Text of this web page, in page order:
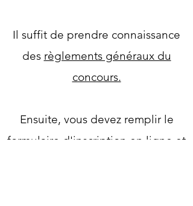
Il suffit de prendre connaissance
des règlements généraux du
concours.
Ensuite, vous devez remplir le
formulaire d'inscription en ligne et